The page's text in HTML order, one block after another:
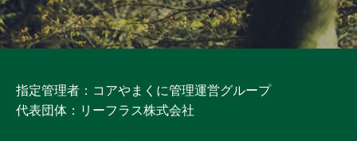
指定管理者：コアやまくに管理運営グループ
代表団体：リーフラス株式会社